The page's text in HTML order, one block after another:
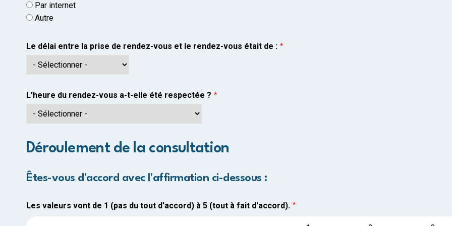
Par internet
Autre
Le délai entre la prise de rendez-vous et le rendez-vous était de :
L'heure du rendez-vous a-t-elle été respectée ?
Déroulement de la consultation
Êtes-vous d'accord avec l'affirmation ci-dessous :
Les valeurs vont de 1 (pas du tout d'accord) à 5 (tout à fait d'accord).